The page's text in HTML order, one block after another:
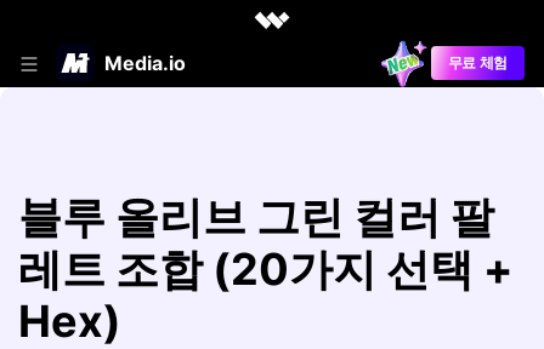
Media.io 무료 체험
블루 올리브 그린 컬러 팔
레트 조합 (20가지 선택 +
Hex)